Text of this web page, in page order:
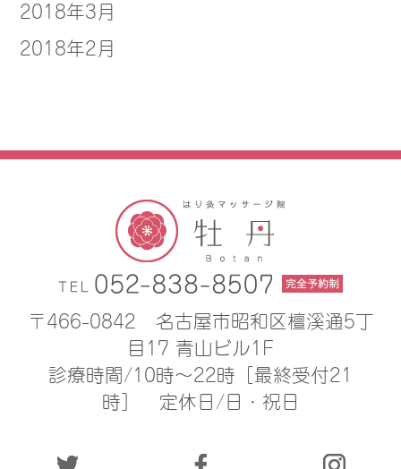
2018年3月
2018年2月
〒466-0842
名古屋市昭和区檀溪通5丁
目17 青山ビル1F
診療時間/10時〜22時［最終受付21
時］
定休日/日・祝日